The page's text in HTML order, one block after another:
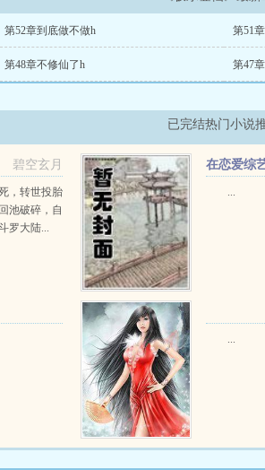
第52章到底做不做h 第51
第48章不修仙了h 第47
已完结热门小说
碧空玄月
，转世投胎
池破碎，自
罗大陆...
在恋爱综
...
...